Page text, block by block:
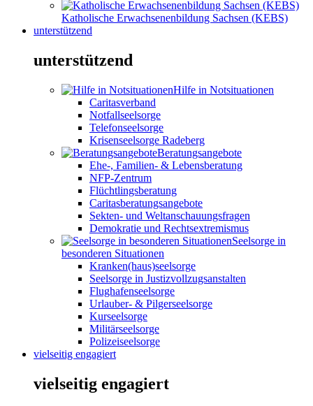
Katholische Erwachsenenbildung Sachsen (KEBS)
unterstützend
unterstützend
Hilfe in Notsituationen
Caritasverband
Notfallseelsorge
Telefonseelsorge
Krisenseelsorge Radeberg
Beratungsangebote
Ehe-, Familien- & Lebensberatung
NFP-Zentrum
Flüchtlingsberatung
Caritasberatungsangebote
Sekten- und Weltanschauungsfragen
Demokratie und Rechtsextremismus
Seelsorge in
besonderen Situationen
Kranken(haus)seelsorge
Seelsorge in Justizvollzugsanstalten
Flughafenseelsorge
Urlauber- & Pilgerseelsorge
Kurseelsorge
Militärseelsorge
Polizeiseelsorge
vielseitig engagiert
vielseitig engagiert